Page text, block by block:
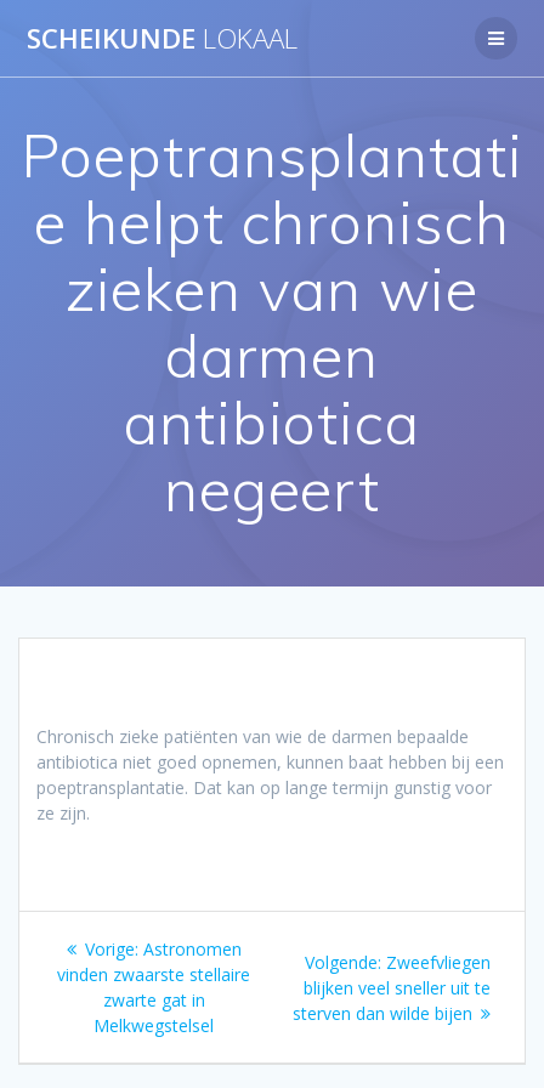
naar
SCHEIKUNDE LOKAAL
Poeptransplantati
e helpt chronisch
zieken van wie
darmen
antibiotica
negeert
Chronisch zieke patiënten van wie de darmen bepaalde
antibiotica niet goed opnemen, kunnen baat hebben bij een
poeptransplantatie. Dat kan op lange termijn gunstig voor
ze zijn.
Bericht
navigatie
Vorige: Vorig
bericht:
Astronomen
vinden zwaarste stellaire
zwarte gat in
Melkwegstelsel
Volgende: Volgend
bericht:
Zweefvliegen
blijken veel sneller uit te
sterven dan wilde bijen